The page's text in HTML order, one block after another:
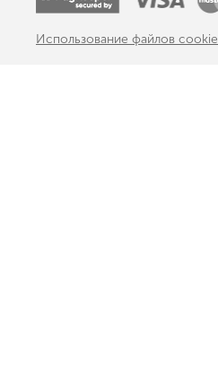
Использование файлов cookie